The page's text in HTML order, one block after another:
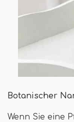
Botanischer
Wenn Sie eine